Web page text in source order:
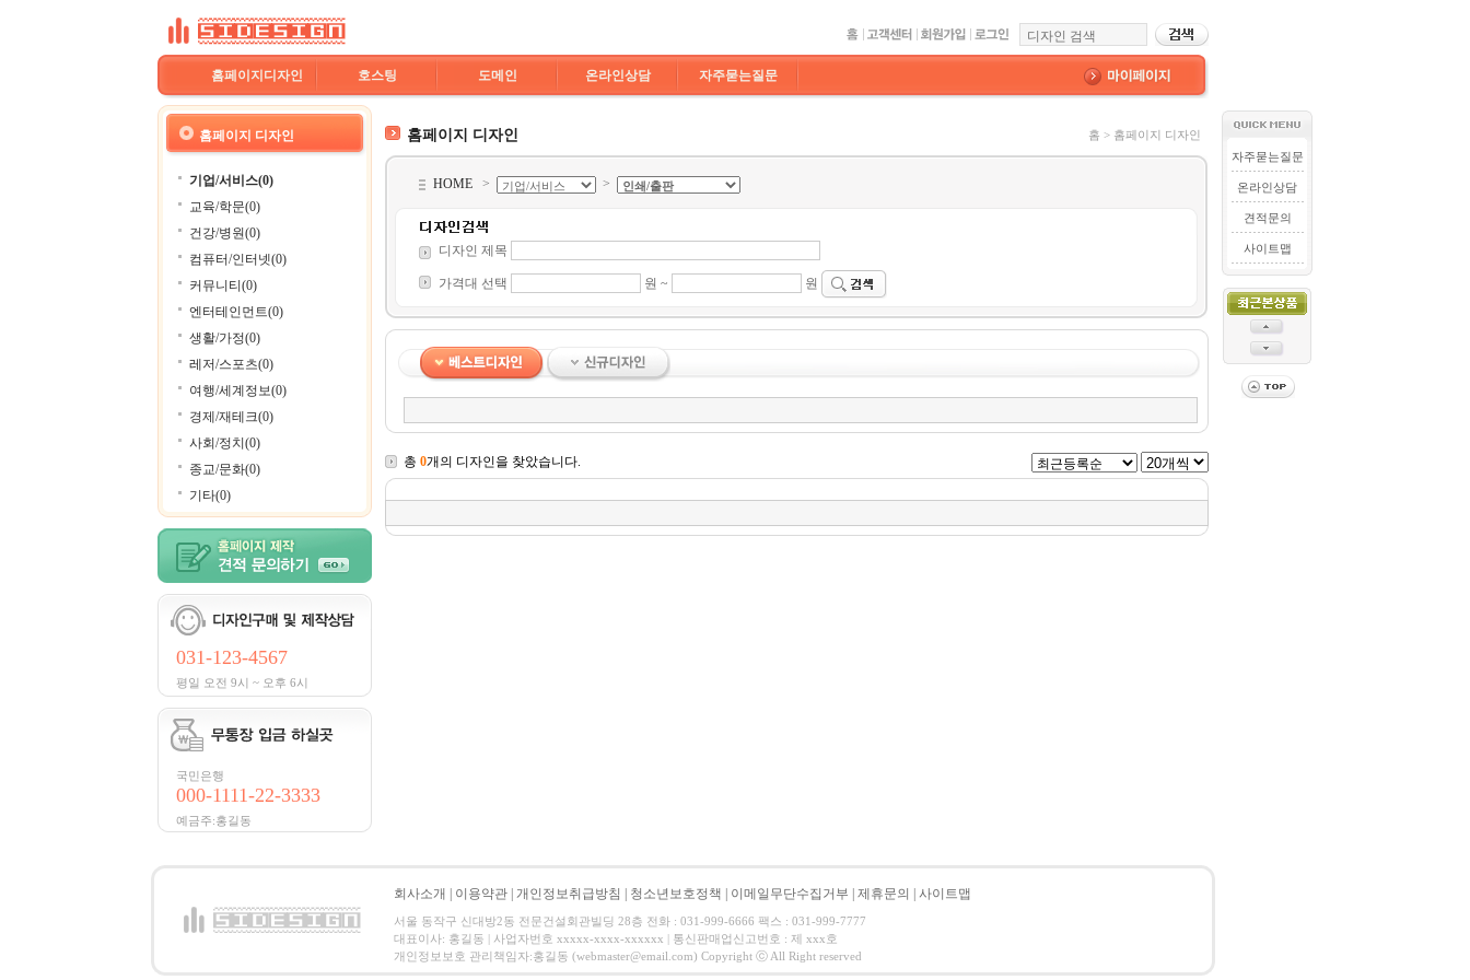
홈페이지디자인 호스팅 도메인 온라인상담 자주묻는질문
홈페이지 디자인
기업/서비스(0)
교육/학문(0)
건강/병원(0)
컴퓨터/인터넷(0)
커뮤니티(0)
엔터테인먼트(0)
생활/가정(0)
레저/스포츠(0)
여행/세계정보(0)
경제/재테크(0)
사회/정치(0)
종교/문화(0)
기타(0)
031-123-4567
평일 오전 9시 ~ 오후 6시
국민은행
000-1111-22-3333
예금주:홍길동
홈페이지 디자인 홈 > 홈페이지 디자인
HOME > >
디자인 제목
가격대 선택 원 ~ 원
총 0개의 디자인을 찾았습니다.
자주묻는질문
온라인상담
견적문의
사이트맵
회사소개 이용약관 개인정보취급방침 청소년보호정책 이메일무단수집거부 제휴문의 사이트맵
서울 동작구 신대방2동 전문건설회관빌딩 28층 전화 : 031-999-6666 팩스 : 031-999-7777
대표이사: 홍길동 | 사업자번호 xxxxx-xxxx-xxxxxx | 통신판매업신고번호 : 제 xxx호
개인정보보호 관리책임자:홍길동 (webmaster@email.com) Copyright ⓒ All Right reserved